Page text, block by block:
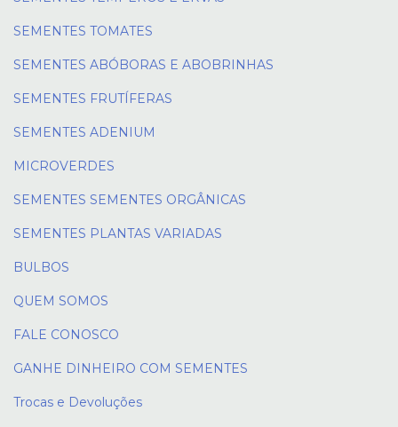
SEMENTES TOMATES
SEMENTES ABÓBORAS E ABOBRINHAS
SEMENTES FRUTÍFERAS
SEMENTES ADENIUM
MICROVERDES
SEMENTES SEMENTES ORGÂNICAS
SEMENTES PLANTAS VARIADAS
BULBOS
QUEM SOMOS
FALE CONOSCO
GANHE DINHEIRO COM SEMENTES
Trocas e Devoluções